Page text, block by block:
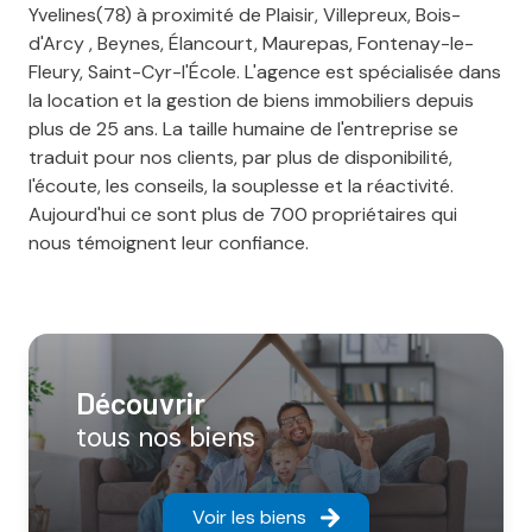
découvrir
tous nos biens
Voir les biens
Yvelines(78) à proximité de Plaisir, Villepreux, Bois-
d'Arcy , Beynes, Élancourt, Maurepas, Fontenay-le-
Fleury, Saint-Cyr-l'École. L'agence est spécialisée dans
la location et la gestion de biens immobiliers depuis
plus de 25 ans. La taille humaine de l'entreprise se
traduit pour nos clients, par plus de disponibilité,
l'écoute, les conseils, la souplesse et la réactivité.
Aujourd'hui ce sont plus de 700 propriétaires qui
nous témoignent leur confiance.